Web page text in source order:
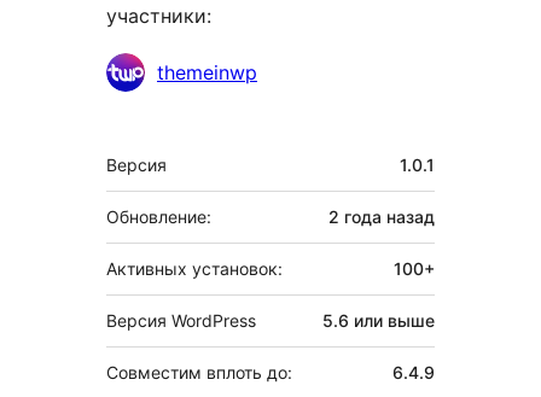
участники:
Участникиthemeinwp
Мета
Версия 1.0.1
Обновление: 2 года назад
Активных установок: 100+
Версия WordPress 5.6 или выше
Совместим вплоть до: 6.4.9